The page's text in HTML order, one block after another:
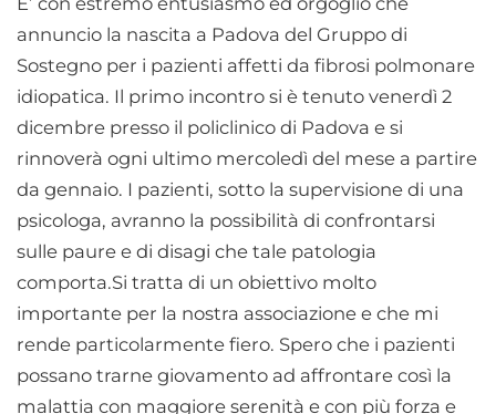
annuncio la nascita a Padova del Gruppo di
Sostegno per i pazienti affetti da fibrosi polmonare
idiopatica. Il primo incontro si è tenuto venerdì 2
dicembre presso il policlinico di Padova e si
rinnoverà ogni ultimo mercoledì del mese a partire
da gennaio. I pazienti, sotto la supervisione di una
psicologa, avranno la possibilità di confrontarsi
sulle paure e di disagi che tale patologia
comporta.Si tratta di un obiettivo molto
importante per la nostra associazione e che mi
rende particolarmente fiero. Spero che i pazienti
possano trarne giovamento ad affrontare così la
malattia con maggiore serenità e con più forza e